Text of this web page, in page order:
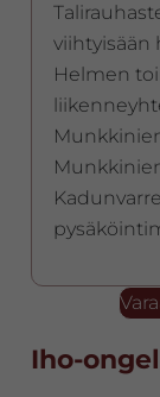
viihtyisään
Helmen
Iho-